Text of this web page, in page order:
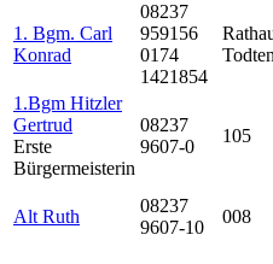
1. Bgm. Carl
Konrad
08237
959156
0174
1421854
1.Bgm Hitzler
Gertrud
Erste
Bürgermeisterin
08237
9607-0
105
Alt Ruth
08237
9607-10
008